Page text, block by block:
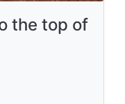
the top of